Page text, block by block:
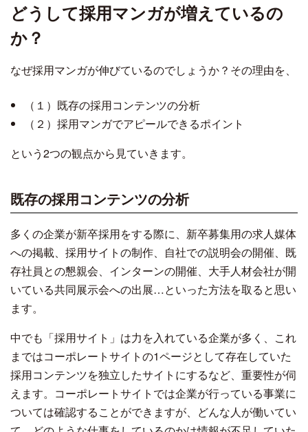
どうして採用マンガが増えているの
か？
なぜ採用マンガが伸びているのでしょうか？その理由を、
（１）既存の採用コンテンツの分析
（２）採用マンガでアピールできるポイント
という2つの観点から見ていきます。
既存の採用コンテンツの分析
多くの企業が新卒採用をする際に、新卒募集用の求人媒体
への掲載、採用サイトの制作、自社での説明会の開催、既
存社員との懇親会、インターンの開催、大手人材会社が開
いている共同展示会への出展…といった方法を取ると思い
ます。
中でも「採用サイト」は力を入れている企業が多く、これ
まではコーポレートサイトの1ページとして存在していた
採用コンテンツを独立したサイトにするなど、重要性が伺
えます。コーポレートサイトでは企業が行っている事業に
ついては確認することができますが、どんな人が働いてい